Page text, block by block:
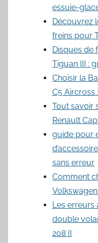
essuie-
Découvrez
freins pour
Disques de
Tiguan III :
Choisir la
C5 Aircross
Tout savoir
Renault
guide pour
sans erreur
Comment
Les erreurs
double
208 II